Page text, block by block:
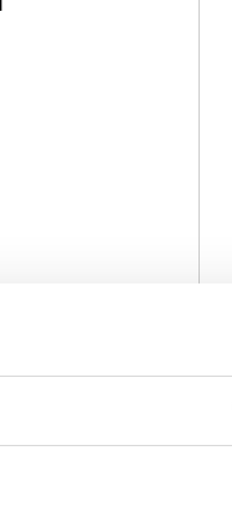
und seitlich
fixieren. In
anrichten.